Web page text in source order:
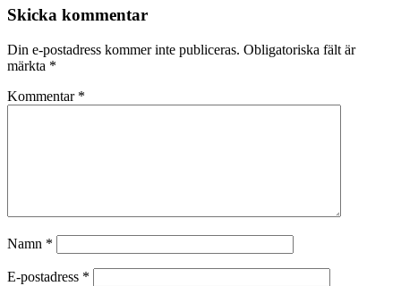
Skicka kommentar
Din e-postadress kommer inte publiceras. Obligatoriska fält är
märkta *
Kommentar *
Namn *
E-postadress *